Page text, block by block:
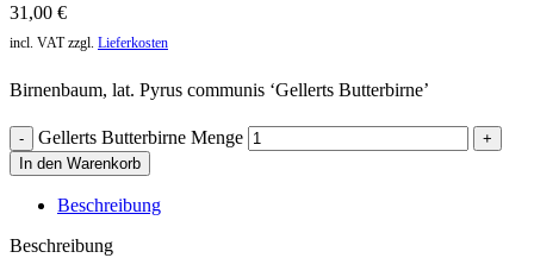
31,00 €
incl. VAT zzgl. Lieferkosten
Birnenbaum, lat. Pyrus communis ‘Gellerts Butterbirne’
Gellerts Butterbirne Menge
In den Warenkorb
Beschreibung
Beschreibung